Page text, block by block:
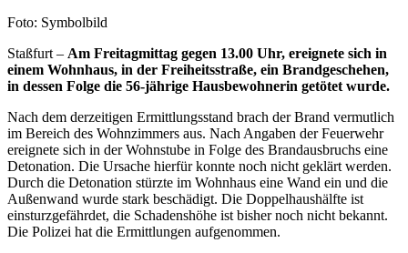
Foto: Symbolbild
Staßfurt – Am Freitagmittag gegen 13.00 Uhr, ereignete sich in
einem Wohnhaus, in der Freiheitsstraße, ein Brandgeschehen,
in dessen Folge die 56-jährige Hausbewohnerin getötet wurde.
Nach dem derzeitigen Ermittlungsstand brach der Brand vermutlich
im Bereich des Wohnzimmers aus. Nach Angaben der Feuerwehr
ereignete sich in der Wohnstube in Folge des Brandausbruchs eine
Detonation. Die Ursache hierfür konnte noch nicht geklärt werden.
Durch die Detonation stürzte im Wohnhaus eine Wand ein und die
Außenwand wurde stark beschädigt. Die Doppelhaushälfte ist
einsturzgefährdet, die Schadenshöhe ist bisher noch nicht bekannt.
Die Polizei hat die Ermittlungen aufgenommen.